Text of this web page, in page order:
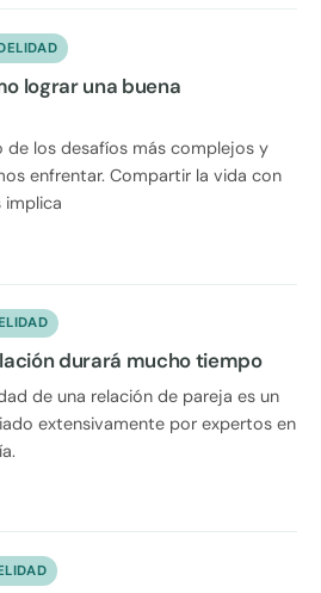
lograr una buena
de los desafíos más complejos y
enfrentar. Compartir la vida con
implica
durará mucho tiempo
de una relación de pareja es un
extensivamente por expertos en